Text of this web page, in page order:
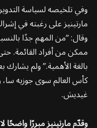
وفي تلخيصه لسياسة
مارتينيز على رغبته في
وقال: “من المهم جدًا
بالغة الأهمية.” ولم
كأس العالم سوى جوزيه سا،
غيديش.